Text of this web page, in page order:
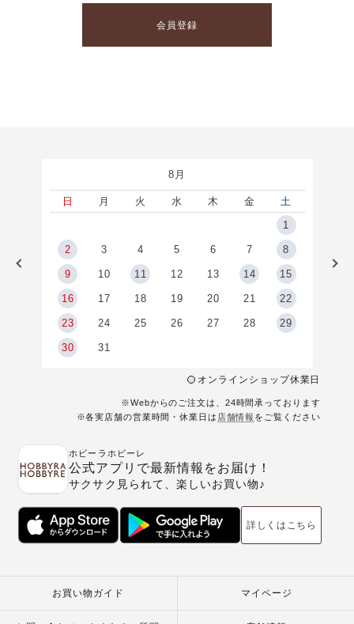
会員登録
8月
日 月 火 水 木 金
土
1
2 3 4 5 6 7 8
9 10 11 12 13 14 15
16 17 18 19 20 21 22
23 24 25 26 27 28 29
30 31
オンラインショップ休業日
※Webからのご注文は、24時間承っております
※各実店舗の営業時間・休業日は 店舗情報 をご覧ください
ホビーラホビーレ
公式アプリで最新情報をお届け！
サクサク見られて、楽しいお買い物♪
詳しくはこちら
お買い物ガイド マイページ